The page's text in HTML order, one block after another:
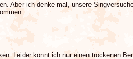
Aber ich denke mal, unsere
Leider konnt ich nur einen trockenen